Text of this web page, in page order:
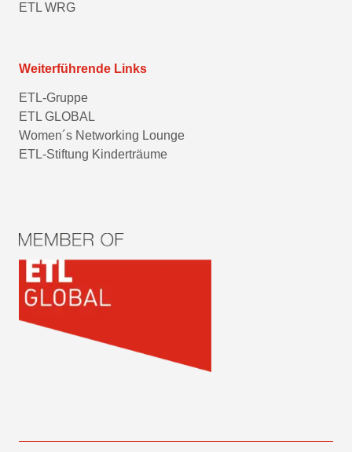
ETL WRG
Weiterführende Links
ETL-Gruppe
ETL GLOBAL
Women´s Networking Lounge
ETL-Stiftung Kinderträume